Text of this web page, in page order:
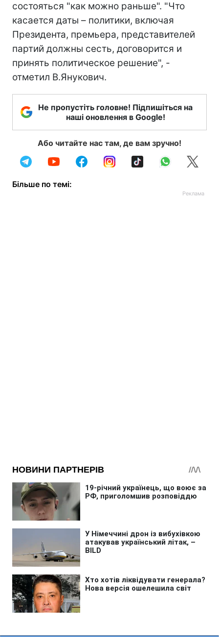
состояться "как можно раньше". "Что
касается даты – политики, включая
Президента, премьера, представителей
партий должны сесть, договорится и
принять политическое решение", -
отметил В.Янукович.
Не пропустіть головне! Підпишіться на
наші оновлення в Google!
Або читайте нас там, де вам зручно!
Більше по темі: